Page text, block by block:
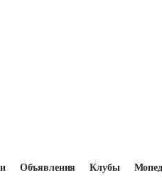
Объявления Клубы